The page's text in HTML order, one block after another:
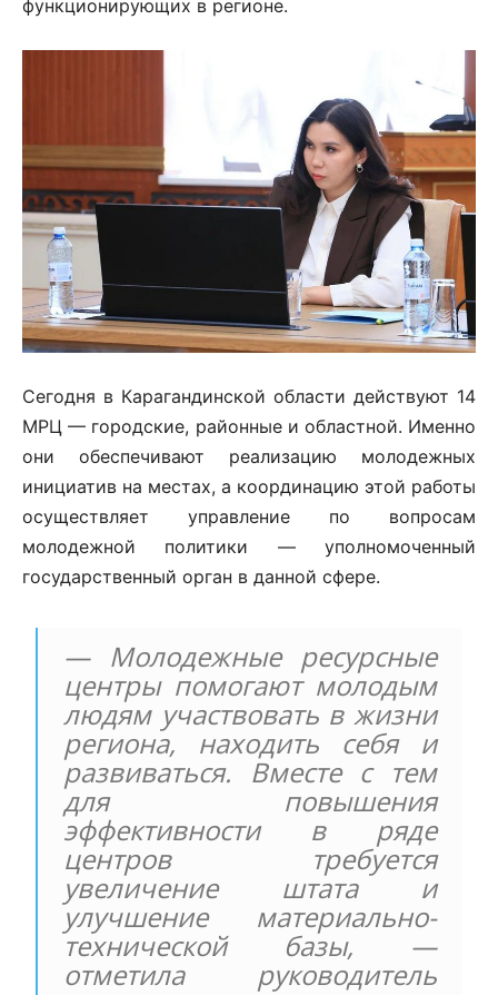
функционирующих в регионе.
Сегодня в Карагандинской области действуют 14
МРЦ — городские, районные и областной. Именно
они обеспечивают реализацию молодежных
инициатив на местах, а координацию этой работы
осуществляет управление по вопросам
молодежной политики — уполномоченный
государственный орган в данной сфере.
— Молодежные ресурсные
центры помогают молодым
людям участвовать в жизни
региона, находить себя и
развиваться. Вместе с тем
для повышения
эффективности в ряде
центров требуется
увеличение штата и
улучшение материально-
технической базы, —
отметила руководитель